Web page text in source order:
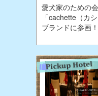
愛犬家のための
「cachette（カ
ブランドに参画！